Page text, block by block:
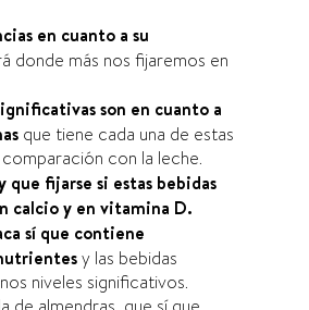
en cuanto a su
donde más nos fijaremos en
son en cuanto a
que tiene cada una de estas
con la leche.
que fijarse si estas bebidas
calcio y en vitamina D.
sí­ que contiene
y las bebidas
niveles significativos.